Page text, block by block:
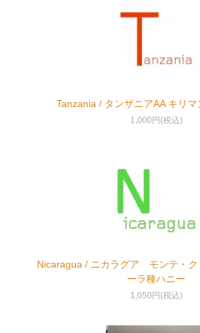
Tanzania / タンザニアAA キリマ
1,000円(税込)
Nicaragua / ニカラグア モンテ・
ーラ種ハニー
1,050円(税込)